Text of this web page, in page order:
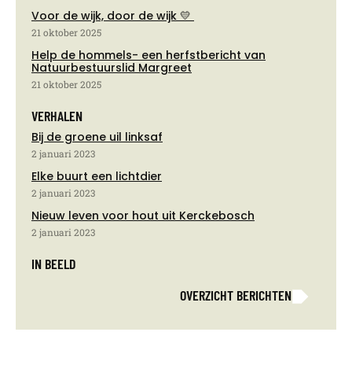
Voor de wijk, door de wijk 💛
21 oktober 2025
Help de hommels- een herfstbericht van
Natuurbestuurslid Margreet
21 oktober 2025
VERHALEN
Bij de groene uil linksaf
2 januari 2023
Elke buurt een lichtdier
2 januari 2023
Nieuw leven voor hout uit Kerckebosch
2 januari 2023
IN BEELD
OVERZICHT BERICHTEN